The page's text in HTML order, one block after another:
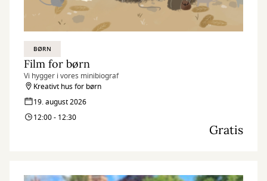
BØRN
Film for børn
Vi hygger i vores minibiograf
Kreativt hus for børn
19. august 2026
12:00 - 12:30
Gratis